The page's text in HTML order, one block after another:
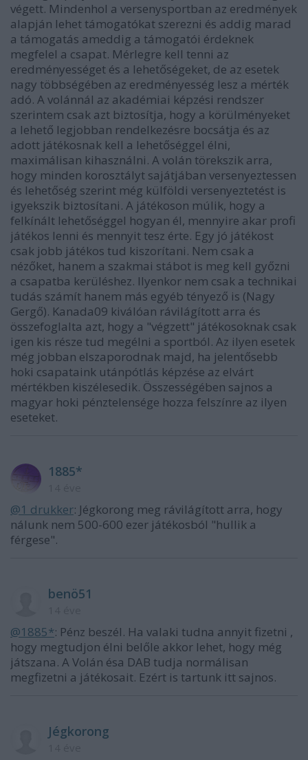
végett. Mindenhol a versenysportban az eredmények
alapján lehet támogatókat szerezni és addig marad
a támogatás ameddig a támogatói érdeknek
megfelel a csapat. Mérlegre kell tenni az
eredményességet és a lehetőségeket, de az esetek
nagy többségében az eredményesség lesz a mérték
adó. A volánnál az akadémiai képzési rendszer
szerintem csak azt biztosítja, hogy a körülményeket
a lehető legjobban rendelkezésre bocsátja és az
adott játékosnak kell a lehetőséggel élni,
maximálisan kihasználni. A volán törekszik arra,
hogy minden korosztályt sajátjában versenyeztessen
és lehetőség szerint még külföldi versenyeztetést is
igyekszik biztosítani. A játékoson múlik, hogy a
felkínált lehetőséggel hogyan él, mennyire akar profi
játékos lenni és mennyit tesz érte. Egy jó játékost
csak jobb játékos tud kiszorítani. Nem csak a
nézőket, hanem a szakmai stábot is meg kell győzni
a csapatba kerüléshez. Ilyenkor nem csak a technikai
tudás számít hanem más egyéb tényező is (Nagy
Gergő). Kanada09 kiválóan rávilágított arra és
összefoglalta azt, hogy a "végzett" játékosoknak csak
igen kis része tud megélni a sportból. Az ilyen esetek
még jobban elszaporodnak majd, ha jelentősebb
hoki csapataink utánpótlás képzése az elvárt
mértékben kiszélesedik. Összességében sajnos a
magyar hoki pénztelensége hozza felszínre az ilyen
eseteket.
1885*
@1 drukker: Jégkorong meg rávilágított arra, hogy
nálunk nem 500-600 ezer játékosból "hullik a
férgese".
benö51
@1885*: Pénz beszél. Ha valaki tudna annyit fizetni ,
hogy megtudjon élni belőle akkor lehet, hogy még
játszana. A Volán ésa DAB tudja normálisan
megfizetni a játékosait. Ezért is tartunk itt sajnos.
Jégkorong